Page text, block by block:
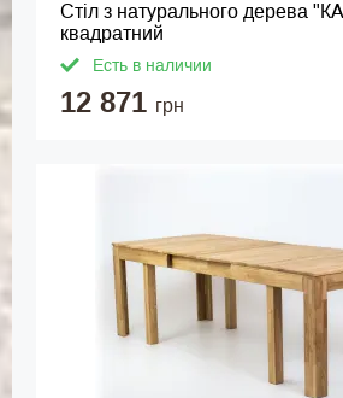
Стіл з натурального дерева
квадратний
Есть в наличии
12 871 грн